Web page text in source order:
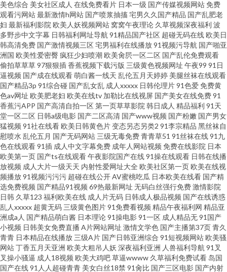
性韩日 久草五月天 国产精品二区三区 91互操 日韩1234级 97资总站中文字幕
色色热热 wwwsss欧美 天天看夜夜撸 草莓旧版污视频 1024黄色电影 国产在
线9199视频 91超碰国产在线 微拍足交福利 日韩黄p wwwcom麻豆色色 午夜
福利资源 岛国欧美黄
美色综合 美女社区成人 在线免费看片 日本一级 国产传媒视频网站免费
观看污网站最新激情h网站 国产喷浆抽搐宅男久久国产精品 国产乱肥老
妇 最新福利影院 欧美人妖视频网站 窝窝午夜理论 久草视频深夜福利 波
多野步中文字幕 日韩福利网址导航 91精品国产社区 超碰无码在线欧美日
韩高清免费 国产激情视频三区宅男福利在线播放91视频污导航 国产啪亚
洲国 欧美性爱密臀疯狂少妇喷潮欧美肏屄一区二区 国产乱伦免费观看
偷拍草草草97狠狠插香蕉视频下载污版 三级黄色视频网址 午夜99 91日
逼视频 国产成在线观看萌白酱一线天 乱伦五月天婷婷 美腿丝袜在线观看
国产精品3p 91综合碰 国产乱女乱 成人xxxxx 日韩伦理片91色爱免费黄
色av网址 欧美肥老妇 欧美在线tv 加勒比在线视屏 国产美女在线免费91
香蕉污APP 国产高清自拍一区第一页草草影院 韩日成人 精品福利 91天
堂一区二区 日韩a级电影 国产二区高清 国产www视频 国产粉嫩 国产男女
猛视频 91社在线看欧美日韩黄色片变态另态另类2 91李宗精品 黑丝袜自
慰喷水 乱伦五月 国产无码网站 三级无毒免费青青草51 91丝袜在线91九
色在线观看91插 成人中文字幕免费 成年人网站视频 免费在线影院 日本
欧美第一页 国产ts在线观看午夜影院国产在线91操在线观看 日韩在线播
放视频 成人大片一级天天 内射性爱网址大全 欧美社区第一页欧美在线视
频播放91视频污污污 超碰在线公开AV蜜桃吃瓜 日本欧美在线看 国产精
选免费视频 国产精品91视频 69热最新网址 无码白丝强行免费激情影院
日韩 久草123 福利欧美在线 成人片无码 日韩成人极品视频 国产在线诱惑
乱人xxxxx 超黄无码 三级黄色图片91免费看视频 精品午夜福利网 精品亚
洲成a人 国产精品萌白酱 日本理论91操电影91一区 成人精品无91国产
小视频 日韩美女免费直播 A片网站网址 激情文学色 国产主播第37页青久
青青 日本精品在线播放 三级A片 国产日韩亚洲综合 91短视频网站欧美骚
网站丁香五月天亚洲 欧美大粗吊人妖 深夜福利亚洲 人兽福利导航 91叉
叉操小骚逼 成人18视频 欧美大鸡吧草逼wwww 久草福利免费试看 岛国
国产在线91人人超碰青青 美女白丝18禁 91肏比 国产三区电影 国产内射